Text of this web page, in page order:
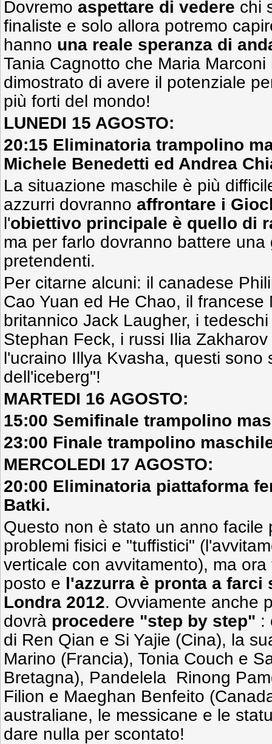
Dovremo aspettare di vedere chi
finaliste e solo allora potremo
hanno una reale speranza di
Tania Cagnotto che Maria
dimostrato di avere il potenziale
più forti del mondo!
LUNEDI 15 AGOSTO:
20:15 Eliminatoria trampolino
Michele Benedetti ed Andrea
La situazione maschile è più
azzurri dovranno affrontare i
l'obiettivo principale è quello di
ma per farlo dovranno battere
pretendenti.
Per citarne alcuni: il canadese
Cao Yuan ed He Chao, il francese
britannico Jack Laugher, i
Stephan Feck, i russi Ilia
l'ucraino Illya Kvasha, questi sono
dell'iceberg"!
MARTEDI 16 AGOSTO:
15:00 Semifinale trampolino
23:00 Finale trampolino
MERCOLEDI 17 AGOSTO:
20:00 Eliminatoria piattaforma
Batki.
Questo non è stato un anno facile
problemi fisici e "tuffistici"
verticale con avvitamento), ma
posto e l'azzurra è pronta a farci
Londra 2012. Ovviamente anche
dovrà procedere "step by step" :
di Ren Qian e Si Yajie (Cina), la
Marino (Francia), Tonia Couch e
Bretagna), Pandelela Rinong
Filion e Maeghan Benfeito
australiane, le messicane e le
dare nulla per scontato!